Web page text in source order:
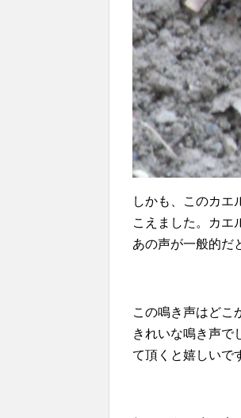
しかも、このカエ
こえました。カエ
あの声が一般的だ
この鳴き声はどこ
きれいな鳴き声で
て頂くと嬉しいで